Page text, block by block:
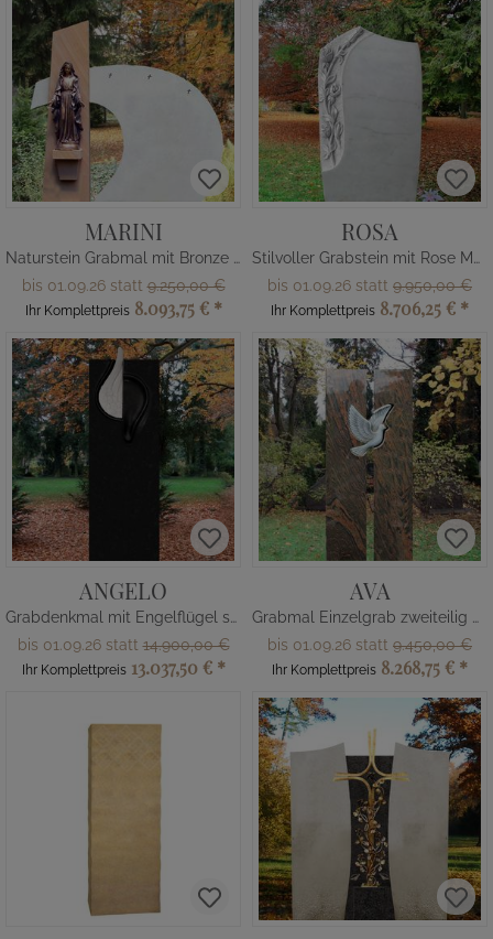
MARINI
Naturstein Grabmal mit Bronze Madonna
bis 01.09.26 statt9.250,00 €
Ihr Komplettpreis 8.093,75 € *
ROSA
Stilvoller Grabstein mit Rose Marmor
bis 01.09.26 statt 9.950,00 €
Ihr Komplettpreis 8.706,25 € *
ANGELO
Grabdenkmal mit Engelflügel schwarz
bis 01.09.26 statt14.900,00 €
Ihr Komplettpreis 13.037,50 € *
AVA
Grabmal Einzelgrab zweiteilig weiße Taube
bis 01.09.26 statt 9.450,00 €
Ihr Komplettpreis 8.268,75 € *